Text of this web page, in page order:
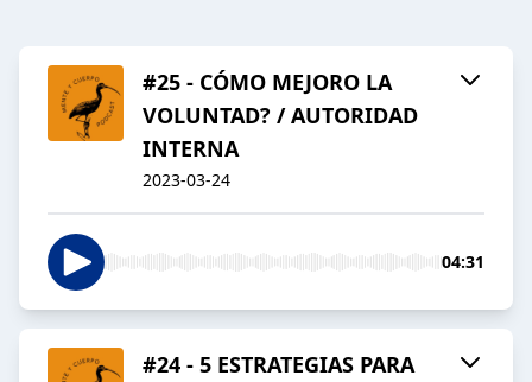
#25 - CÓMO MEJORO LA
VOLUNTAD? / AUTORIDAD
INTERNA
2023-03-24
04:31
#24 - 5 ESTRATEGIAS PARA